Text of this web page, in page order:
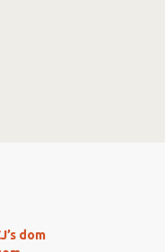
dom